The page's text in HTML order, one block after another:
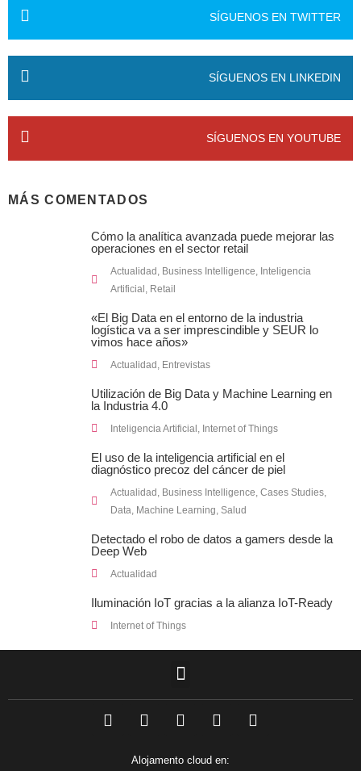
SÍGUENOS EN TWITTER
SÍGUENOS EN LINKEDIN
SÍGUENOS EN YOUTUBE
MÁS COMENTADOS
Cómo la analítica avanzada puede mejorar las
operaciones en el sector retail
Actualidad Business Intelligence Inteligencia
Artificial Retail
«El Big Data en el entorno de la industria
logística va a ser imprescindible y SEUR lo
vimos hace años»
Actualidad Entrevistas
Utilización de Big Data y Machine Learning en
la Industria 4.0
Inteligencia Artificial, Internet of Things
El uso de la inteligencia artificial en el
diagnóstico precoz del cáncer de piel
Actualidad , Business Intelligence, Cases Studies,
Data, Machine Learning, Salud
Detectado el robo de datos a gamers desde la
Deep Web
Actualidad
Iluminación IoT gracias a la alianza IoT-Ready
Internet of Things
a
i
k
w
t
n
t
o
Alojamento cloud en: